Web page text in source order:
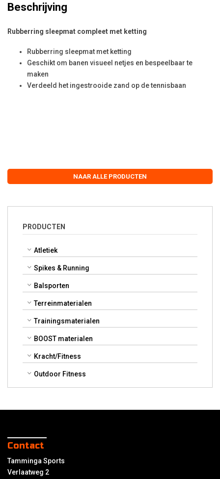
NAAR ALLE PRODUCTEN
PRODUCTEN
Atletiek
Spikes & Running
Balsporten
Terreinmaterialen
Trainingsmaterialen
BOOST materialen
Kracht/Fitness
Outdoor Fitness
Beschrijving
Rubberring sleepmat compleet met ketting
Rubberring sleepmat met ketting
Geschikt om banen visueel netjes en bespeelbaar te
maken
Verdeeld het ingestrooide zand op de tennisbaan
Contact
Tamminga Sports
Verlaatweg 2